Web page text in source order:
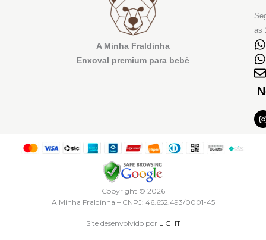
A Minha Fraldinha
Enxoval premium para bebê
as
I
s
Copyright © 2026
A Minha Fraldinha – CNPJ: 46.652.493/0001-45
Site desenvolvido por LIGHT